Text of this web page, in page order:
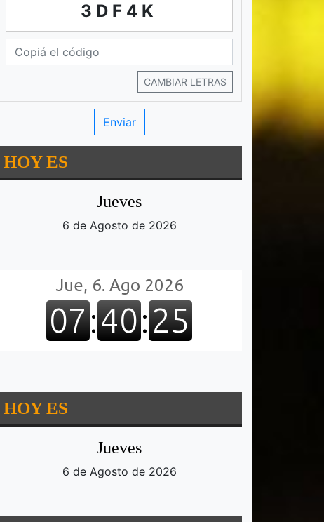
3DF4K
CAMBIAR LETRAS
HOY ES
Jueves
6 de Agosto de 2026
HOY ES
Jueves
6 de Agosto de 2026